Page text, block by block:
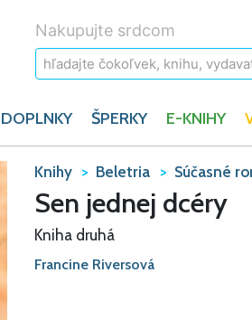
Nakupujte srdcom
ŠPERKY E-KNIHY
Knihy Beletria Súčasné
Sen jednej dcéry
Kniha druhá
Francine Riversová